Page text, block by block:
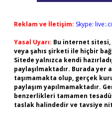
Reklam ve İletişim: Skype:
Yasal Uyarı: Bu internet
veya şahıs şirketi ile hiçbir
Sitede yalnızca kendi
paylaşılmaktadır. Burada
taşımamakta olup, gerçek
paylaşım yapılmamaktadır.
benzerlikleri tamamen
taslak halindedir ve tavsiye